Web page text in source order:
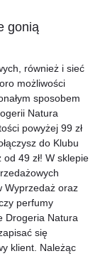
gonią
również i sieć
możliwości
sposobem
Natura
powyżej 99 zł
do Klubu
49 zł! W sklepie
Wyprzedaż oraz
perfumy
Drogeria Natura
się
klient. Należąc